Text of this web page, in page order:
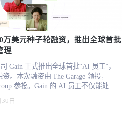
万美元种子轮融资，推出全球首批
理
Gain 正式推出全球首批“AI 员工”，
。本次融资由 The Garage 领投，
参投。Gain 的 AI 员工不仅能处理
立完成品类策略、供应商谈判、合同
。其创新的“按结果付费”模式，区别于
低了企业试点成本。目前，零售、快
日